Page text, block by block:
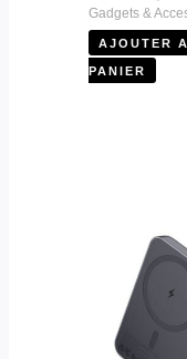
Gadgets &
AJOUTER
PANIER